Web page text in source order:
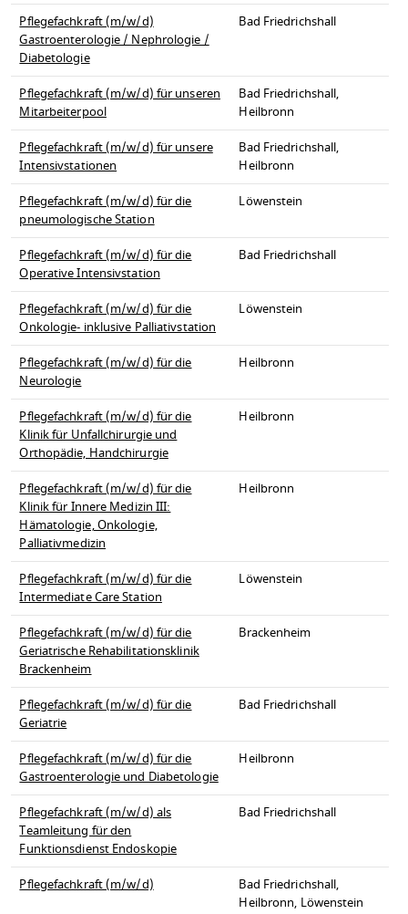
Pflegefachkraft (m/w/d)
Gastroenterologie / Nephrologie /
Diabetologie
Bad Friedrichshall
Pflegefachkraft (m/w/d) für unseren
Mitarbeiterpool
Bad Friedrichshall,
Heilbronn
Pflegefachkraft (m/w/d) für unsere
Intensivstationen
Bad Friedrichshall,
Heilbronn
Pflegefachkraft (m/w/d) für die
pneumologische Station
Löwenstein
Pflegefachkraft (m/w/d) für die
Operative Intensivstation
Bad Friedrichshall
Pflegefachkraft (m/w/d) für die
Onkologie- inklusive Palliativstation
Löwenstein
Pflegefachkraft (m/w/d) für die
Neurologie
Heilbronn
Pflegefachkraft (m/w/d) für die
Klinik für Unfallchirurgie und
Orthopädie, Handchirurgie
Heilbronn
Pflegefachkraft (m/w/d) für die
Klinik für Innere Medizin III:
Hämatologie, Onkologie,
Palliativmedizin
Heilbronn
Pflegefachkraft (m/w/d) für die
Intermediate Care Station
Löwenstein
Pflegefachkraft (m/w/d) für die
Geriatrische Rehabilitationsklinik
Brackenheim
Brackenheim
Pflegefachkraft (m/w/d) für die
Geriatrie
Bad Friedrichshall
Pflegefachkraft (m/w/d) für die
Gastroenterologie und Diabetologie
Heilbronn
Pflegefachkraft (m/w/d) als
Teamleitung für den
Funktionsdienst Endoskopie
Bad Friedrichshall
Pflegefachkraft (m/w/d)
Bad Friedrichshall,
Heilbronn, Löwenstein